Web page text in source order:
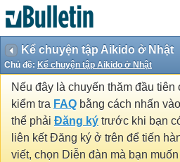
Kể chuyện tập Aikido ở Nhật
Chủ đề: Kể chuyện tập Aikido ở Nhật
Nếu đây là chuyến thăm đầu tiên
kiểm tra FAQ bằng cách nhấn
thể phải Đăng ký trước khi bạn
liên kết Đăng ký ở trên để tiến
viết, chọn Diễn đàn mà bạn